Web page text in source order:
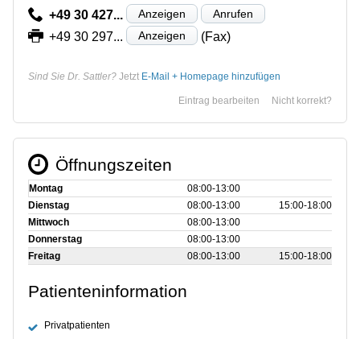
+49 30 427... Anzeigen Anrufen
+49 30 297... Anzeigen (Fax)
Sind Sie Dr. Sattler? Jetzt E-Mail + Homepage hinzufügen
Nicht korrekt?
Eintrag bearbeiten
Öffnungszeiten
Montag
08:00‑13:00
Dienstag
08:00‑13:00
15:00‑18:00
Mittwoch
08:00‑13:00
Donnerstag
08:00‑13:00
Freitag
08:00‑13:00 15:00‑18:00
Patienteninformation
Privatpatienten